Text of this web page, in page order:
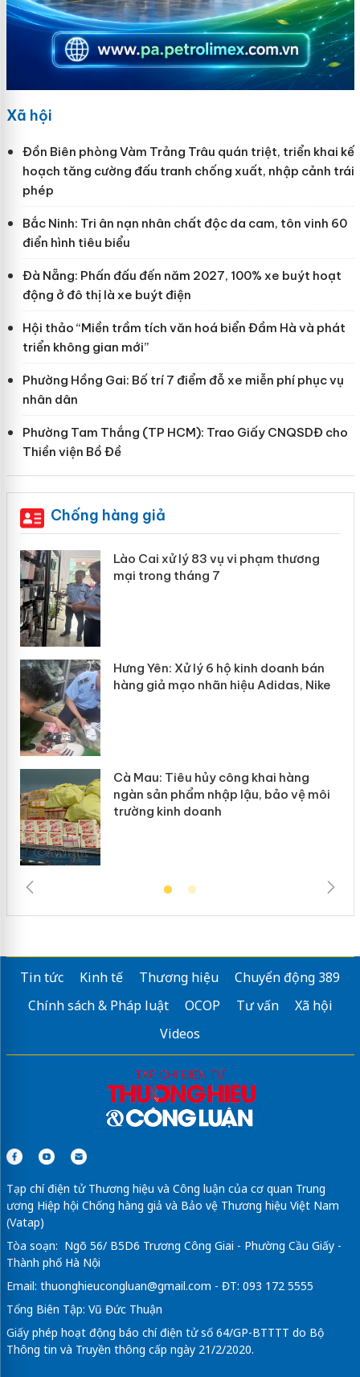
Xã hội
Đồn Biên phòng Vàm Trảng Trâu quán triệt, triển khai kế
hoạch tăng cường đấu tranh chống xuất, nhập cảnh trái
phép
Bắc Ninh: Tri ân nạn nhân chất độc da cam, tôn vinh 60
điển hình tiêu biểu
Đà Nẵng: Phấn đấu đến năm 2027, 100% xe buýt hoạt
động ở đô thị là xe buýt điện
Hội thảo “Miền trầm tích văn hoá biển Đầm Hà và phát
triển không gian mới”
Phường Hồng Gai: Bố trí 7 điểm đỗ xe miễn phí phục vụ
nhân dân
Phường Tam Thắng (TP HCM): Trao Giấy CNQSDĐ cho
Thiền viện Bồ Đề
Chống hàng giả
Lào Cai xử lý 83 vụ vi phạm thương
mại trong tháng 7
Hưng Yên: Xử lý 6 hộ kinh doanh bán
hàng giả mạo nhãn hiệu Adidas, Nike
Cà Mau: Tiêu hủy công khai hàng
ngàn sản phẩm nhập lậu, bảo vệ môi
trường kinh doanh
Tin tức Kinh tế Thương hiệu
Chuyển động 389
Chính sách & Pháp luật
OCOP Tư vấn
Xã hội
Videos
Tạp chí điện tử Thương hiệu và Công luận của cơ quan Trung
ương Hiệp hội Chống hàng giả và Bảo vệ Thương hiệu Việt Nam
(Vatap)
Tòa soạn: Ngõ 56/ B5D6 Trương Công Giai - Phường Cầu Giấy -
Thành phố Hà Nội
Email: thuonghieucongluan@gmail.com - ĐT: 093 172 5555
Tổng Biên Tập: Vũ Đức Thuận
Giấy phép hoạt động báo chí điện tử số 64/GP-BTTTT do Bộ
Thông tin và Truyền thông cấp ngày 21/2/2020.